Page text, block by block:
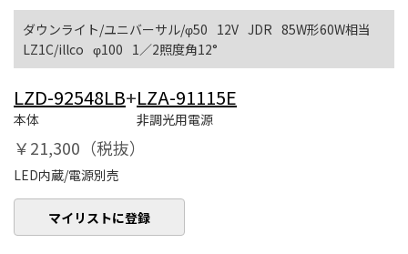
ダウンライト/ユニバーサル/φ50 12V JDR 85W形60W相当
LZ1C/illco φ100 1／2照度角12°
LZD-92548LB+
本体
LZA-91115E
非調光用電源
￥21,300（税抜）
LED内蔵/電源別売
マイリストに登録